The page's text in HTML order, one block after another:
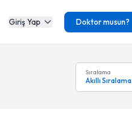
Giriş Yap Doktor musun?
Sıralama
Akıllı Sıralama